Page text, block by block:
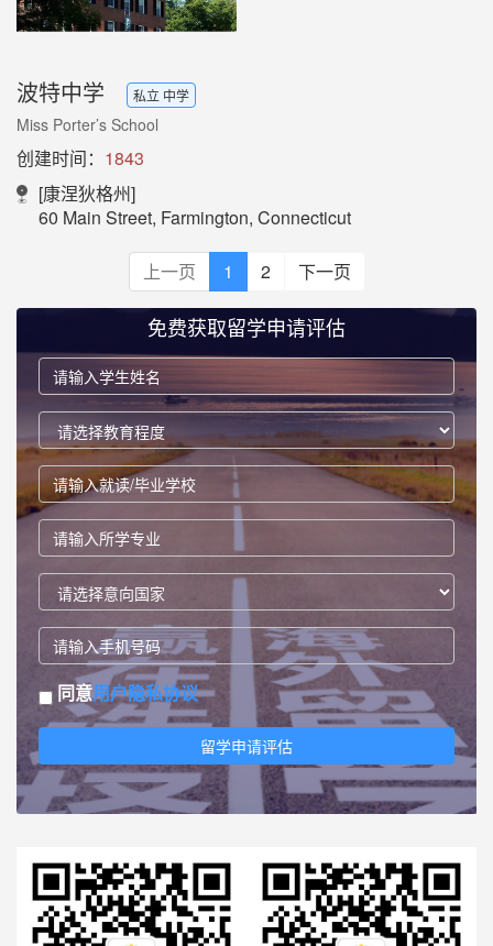
波特中学 私立 中学
Miss Porter’s School
创建时间： 1843
[康涅狄格州]
60 Main Street, Farmington, Connecticut
上一页 1 2 下一页
免费获取留学申请评估
同意用户隐私协议
留学申请评估